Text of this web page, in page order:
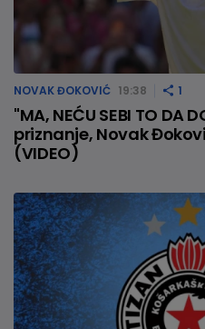
NOVAK ĐOKOVIĆ 19:38 1
"MA, NEĆU SEBI TO DA
priznanje, Novak
(VIDEO)